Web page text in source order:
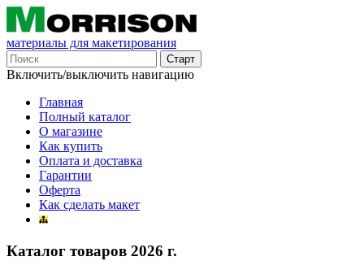
материалы для макетирования
Включить/выключить навигацию
Главная
Полный каталог
О магазине
Как купить
Оплата и доставка
Гарантии
Оферта
Как сделать макет
Каталог товаров 2026 г.